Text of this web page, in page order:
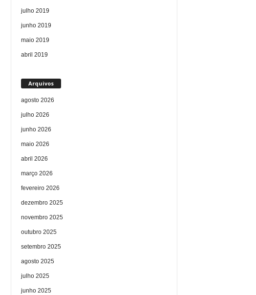
julho 2019
junho 2019
maio 2019
abril 2019
Arquivos
agosto 2026
julho 2026
junho 2026
maio 2026
abril 2026
março 2026
fevereiro 2026
dezembro 2025
novembro 2025
outubro 2025
setembro 2025
agosto 2025
julho 2025
junho 2025